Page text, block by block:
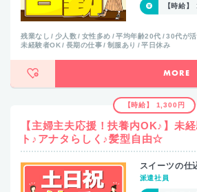
【時給
残業なし 少人数 女性多め 平均年齢20代 30代が
未経験者OK
長期の仕事 制服あり 平日休み
MORE
【時給】 1,300円
【主婦主夫応援！扶養内OK♪】未
ト♪アナタらしく♪髪型自由☆
スイーツの仕
派遣社員